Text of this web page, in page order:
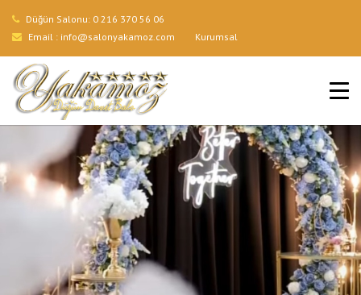
Düğün Salonu: 0 216 370 56 06
Email : info@salonyakamoz.com Kurumsal
ANA SAYFA
HIZMETLERIMIZ
MENÜLER
GALERI
BLOG
İLETIŞIM